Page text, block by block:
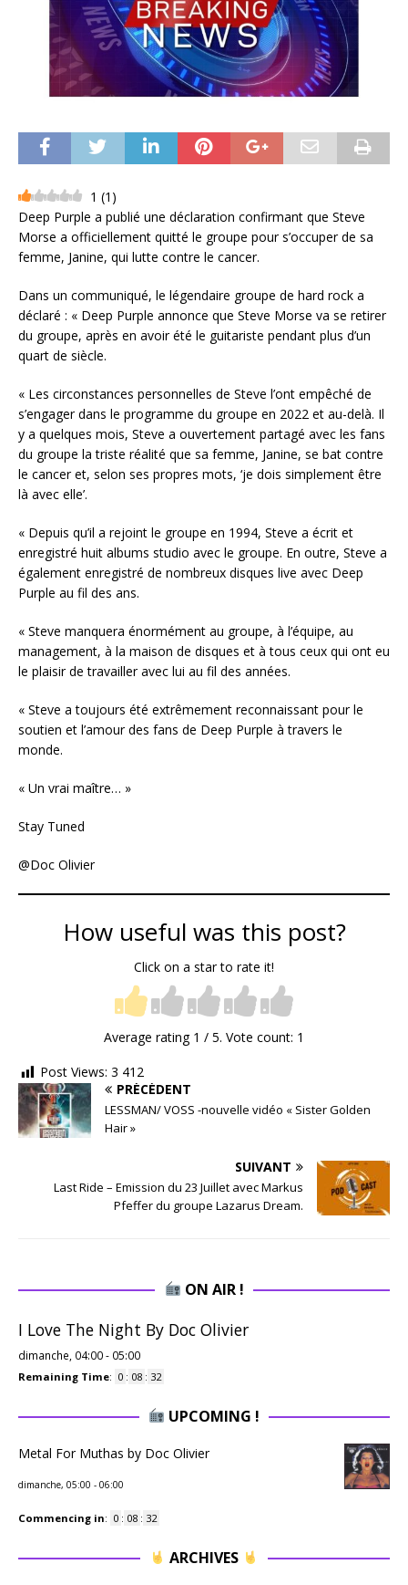
1 (1 )
Deep Purple a publié une déclaration confirmant que Steve
Morse a officiellement quitté le groupe pour s’occuper de sa
femme, Janine, qui lutte contre le cancer.
Dans un communiqué, le légendaire groupe de hard rock a
déclaré : « Deep Purple annonce que Steve Morse va se retirer
du groupe, après en avoir été le guitariste pendant plus d’un
quart de siècle.
« Les circonstances personnelles de Steve l’ont empêché de
s’engager dans le programme du groupe en 2022 et au-delà. Il
y a quelques mois, Steve a ouvertement partagé avec les fans
du groupe la triste réalité que sa femme, Janine, se bat contre
le cancer et, selon ses propres mots, ‘je dois simplement être
là avec elle’.
« Depuis qu’il a rejoint le groupe en 1994, Steve a écrit et
enregistré huit albums studio avec le groupe. En outre, Steve a
également enregistré de nombreux disques live avec Deep
Purple au fil des ans.
« Steve manquera énormément au groupe, à l’équipe, au
management, à la maison de disques et à tous ceux qui ont eu
le plaisir de travailler avec lui au fil des années.
« Steve a toujours été extrêmement reconnaissant pour le
soutien et l’amour des fans de Deep Purple à travers le
monde.
« Un vrai maître… »
Stay Tuned
@Doc Olivier
How useful was this post?
Click on a star to rate it!
Average rating 1 / 5. Vote count: 1
Post Views: 3 412
PRÉCÉDENT
LESSMAN/ VOSS -nouvelle vidéo « Sister Golden
Hair »
SUIVANT
Last Ride – Emission du 23 Juillet avec Markus
Pfeffer du groupe Lazarus Dream.
ON AIR !
I Love The Night By Doc Olivier
dimanche, 04:00- 05:00
Remaining Time: 0 : 08 : 32
UPCOMING !
Metal For Muthas by Doc Olivier
dimanche, 05:00 - 06:00
Commencing in: 0 : 08 : 32
ARCHIVES